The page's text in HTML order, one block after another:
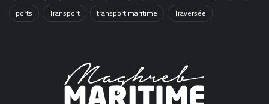
ports
Transport transport maritime Traversée